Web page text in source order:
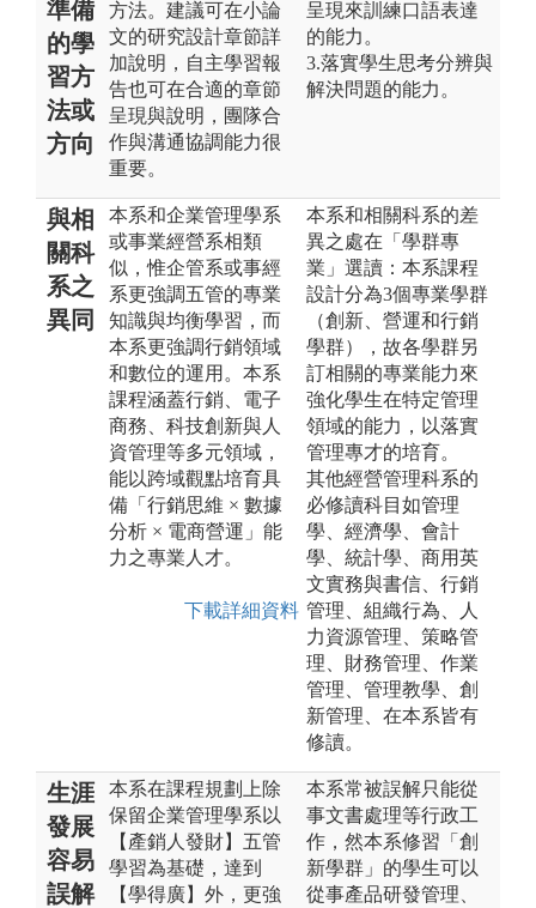
準備
的學
習方
法或
方向
方法。建議可在小論
文的研究設計章節詳
加說明，自主學習報
告也可在合適的章節
呈現與說明，團隊合
作與溝通協調能力很
重要。
呈現來訓練口語表達
的能力。
3.落實學生思考分辨與
解決問題的能力。
與相
關科
系之
異同
本系和企業管理學系
或事業經營系相類
似，惟企管系或事經
系更強調五管的專業
知識與均衡學習，而
本系更強調行銷領域
和數位的運用。本系
課程涵蓋行銷、電子
商務、科技創新與人
資管理等多元領域，
能以跨域觀點培育具
備「行銷思維 × 數據
分析 × 電商營運」能
力之專業人才。
下載詳細資料
本系和相關科系的差
異之處在「學群專
業」選讀：本系課程
設計分為3個專業學群
（創新、營運和行銷
學群），故各學群另
訂相關的專業能力來
強化學生在特定管理
領域的能力，以落實
管理專才的培育。
其他經營管理科系的
必修讀科目如管理
學、經濟學、會計
學、統計學、商用英
文實務與書信、行銷
管理、組織行為、人
力資源管理、策略管
理、財務管理、作業
管理、管理教學、創
新管理、在本系皆有
修讀。
生涯
發展
容易
誤解
本系在課程規劃上除
保留企業管理學系以
【產銷人發財】五管
學習為基礎，達到
【學得廣】外，更強
本系常被誤解只能從
事文書處理等行政工
作，然本系修習「創
新學群」的學生可以
從事產品研發管理、